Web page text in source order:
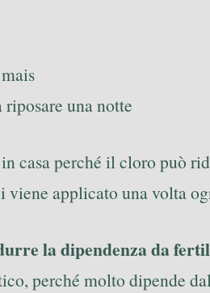
una notte
casa perché il cloro
applicato una volta
la dipendenza da
perché molto dipende